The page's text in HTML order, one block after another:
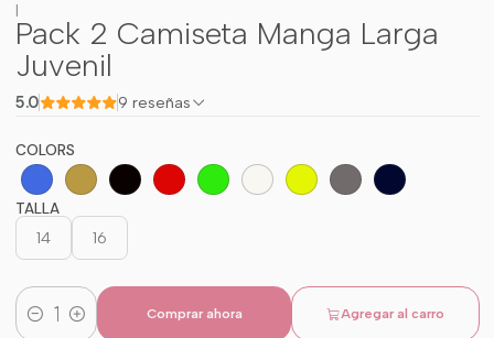
|
Pack 2 Camiseta Manga Larga
Juvenil
5.0 9 reseñas
COLORS
TALLA
14 16
Cantidad
Agregar al carro
Comprar ahora